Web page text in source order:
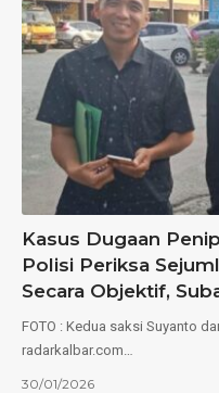
Kasus Dugaan
Polisi Periksa
Secara Objektif,
FOTO : Kedua saksi Suyanto
radarkalbar.com…
30/01/2026